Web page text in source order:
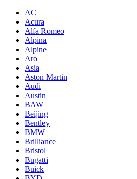
AC
Acura
Alfa Romeo
Alpina
Alpine
Aro
Asia
Aston Martin
Audi
Austin
BAW
Beijing
Bentley
BMW
Brilliance
Bristol
Bugatti
Buick